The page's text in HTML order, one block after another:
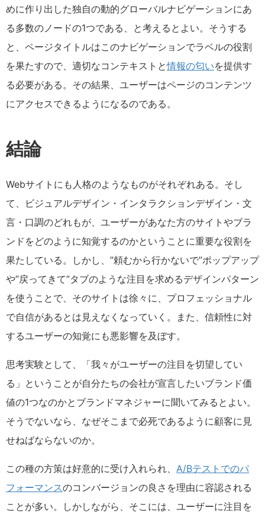
めに作り出した独自の動的グローバルナビゲーションにあ
る多数のノードの1つである、と考えるとよい。そうする
と、ページタイトルはこのナビゲーションでラベルの役割
を果たすので、適切なコンテキストと情報の匂いを提供す
る必要がある。その結果、ユーザーはページのコンテンツ
にアクセスできるようになるのである。
結論
Webサイトにも人格のようなものがそれぞれある。そし
て、ビジュアルデザイン・インタラクションデザイン・文
言・口調のどれもが、ユーザーがあなた方のサイトやブラ
ンドをどのように知覚するのかということに重要な役割を
果たしている。しかし、”頼むから行かないで”ポップアップ
や”戻ってきて”タブのような注目を求めるデザインパターン
を使うことで、そのサイトは徐々に、プロフェッショナル
で自信があるとは見えなくなっていく。また、信頼性に対
するユーザーの知覚にも悪影響を及ぼす。
思考実験として、「我々がユーザーの注目を切望してい
る」ということが自分たちの会社が宣言したいブランド価
値の1つなのかとブランドマネジャーに聞いてみるとよい。
そうでないなら、なぜそこまで必死であるように顧客に見
せねばならないのか。
この種の方策は好意的に受け入れられ、 A/Bテストでのパ
フォーマンスのコンバージョンの良さを理由に容認される
ことが多い。しかしながら、そこには、ユーザーに注目を